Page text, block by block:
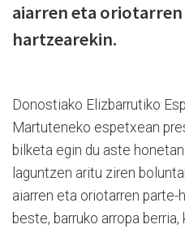
aiarren eta
hartzearekin.
Donostiako Elizbarrutiko
Martuteneko espetxean
bilketa egin du aste
laguntzen aritu ziren
aiarren eta oriotarren parte-
beste, barruko arropa